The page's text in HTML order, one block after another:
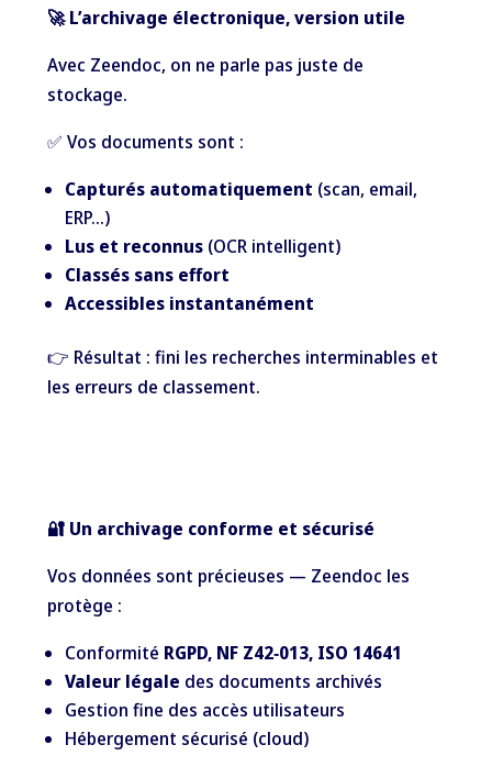
🚀 L’archivage électronique, version utile
Avec Zeendoc, on ne parle pas juste de
stockage.
✅ Vos documents sont :
Capturés automatiquement (scan, email,
ERP…)
Lus et reconnus(OCR intelligent)
Classés sans effort
Accessibles instantanément
👉 Résultat : fini les recherches interminables et
les erreurs de classement.
🔐 Un archivage conforme et sécurisé
Vos données sont précieuses — Zeendoc les
protège :
Conformité RGPD, NF Z42‑013, ISO 14641
Valeur légale des documents archivés
Gestion fine des accès utilisateurs
Hébergement sécurisé (cloud)